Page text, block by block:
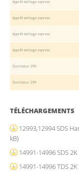
Apprêt séchage express
Apprêt séchage express
Apprêt séchage express
Apprêt séchage express
Durcisseur 299
Durcisseur 299
TÉLÉCHARGEMENTS
12993,12994 SDS
kB)
14991-14996 SDS
14991-14996 TDS